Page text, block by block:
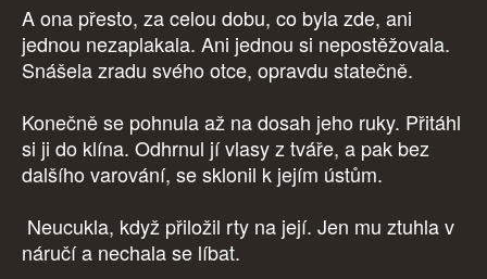
A ona přesto, za celou dobu, co byla zde, ani
jednou nezaplakala. Ani jednou si nepostěžovala.
Snášela zradu svého otce, opravdu statečně.
Konečně se pohnula až na dosah jeho ruky. Přitáhl
si ji do klína. Odhrnul jí vlasy z tváře, a pak bez
dalšího varování, se sklonil k jejím ústům.
Neucukla, když přiložil rty na její. Jen mu ztuhla v
náručí a nechala se líbat.